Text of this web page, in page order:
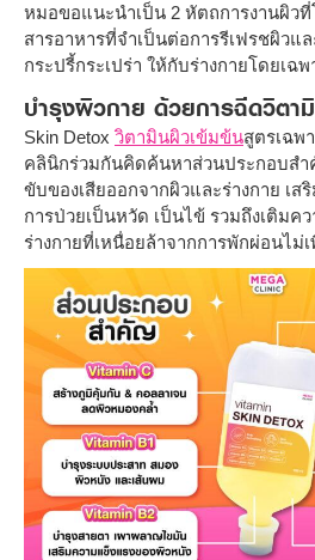
หมอขอแนะนำเป็น 2 หัตถการงานผิวที่
สารอาหารที่จำเป็นต่อการรีเฟรชผิว
กระปรี้กระเปร่า ให้กับร่างกายโดยเฉพ
บำรุงผิวกาย ด้วยการฉีดวิต
Skin Detox วิตามินผิวเข้มข้นสูตรเฉพ
คลินิกร่วมกันคิดค้นหาส่วนประกอบส
ขับของเสียออกจากผิวและร่างกาย เ
การป่วยเป็นหวัด เป็นไข้ รวมถึงเติมค
ร่างกายที่เหนื่อยล้าจากการพักผ่อนไม่